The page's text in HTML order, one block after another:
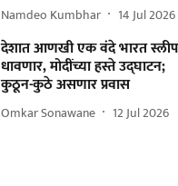
Namdeo Kumbhar 14 Jul 2026
देशात आणखी एक वंदे भारत
धावणार, मोदींच्या हस्ते उद्घाटन;
कुठून-कुठे असणार प्रवास
Omkar Sonawane 12 Jul 2026